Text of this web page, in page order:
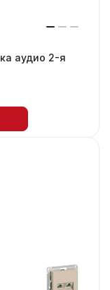
аудио 2-я